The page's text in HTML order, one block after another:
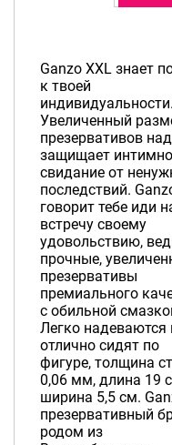
Ganzo XXL знает
к твоей
индивидуальности.
Увеличенный
презервативов
защищает
свидание от
последствий.
говорит тебе иди
встречу своему
удовольствию,
прочные,
презервативы
премиального
с обильной
Легко надеваются
отлично сидят по
фигуре, толщина
0,06 мм, длина 19
ширина 5,5 см.
презервативный
родом из